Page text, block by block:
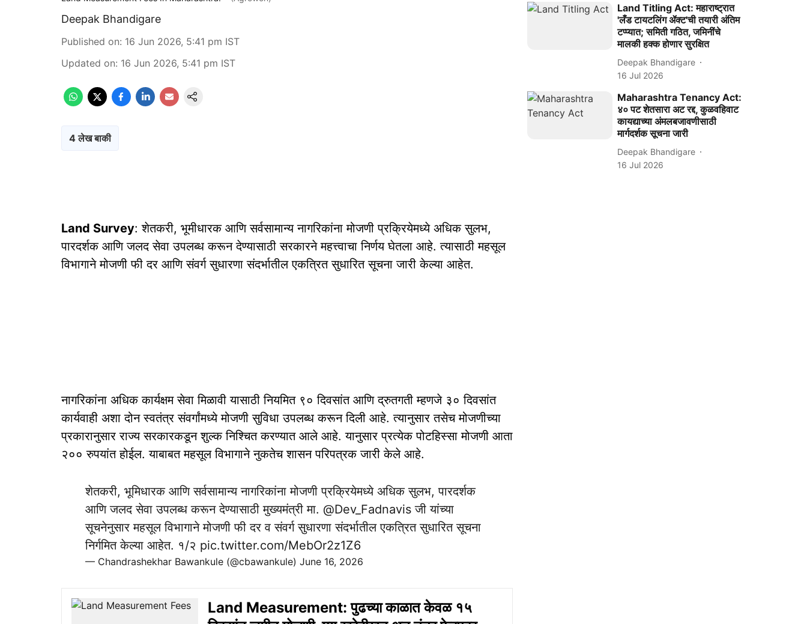
Deepak Bhandigare
Published on: 16 Jun 2026, 5:41 pm IST
Updated on: 16 Jun 2026, 5:41 pm IST
4 लेख बाकी
Land Survey: शेतकरी, भूमीधारक आणि सर्वसामान्य नागरिकांना मोजणी प्रक्रियेमध्ये अधिक सुलभ,
पारदर्शक आणि जलद सेवा उपलब्ध करून देण्यासाठी सरकारने महत्त्वाचा निर्णय घेतला आहे. त्यासाठी महसूल
विभागाने मोजणी फी दर आणि संवर्ग सुधारणा संदर्भातील एकत्रित सुधारित सूचना जारी केल्या आहेत.
नागरिकांना अधिक कार्यक्षम सेवा मिळावी यासाठी नियमित ९० दिवसांत आणि द्रुतगती म्हणजे ३० दिवसांत
कार्यवाही अशा दोन स्वतंत्र संवर्गांमध्ये मोजणी सुविधा उपलब्ध करून दिली आहे. त्यानुसार तसेच मोजणीच्या
प्रकारानुसार राज्य सरकारकडून शुल्क निश्चित करण्यात आले आहे. यानुसार प्रत्येक पोटहिस्सा मोजणी आता
२०० रुपयांत होईल. याबाबत महसूल विभागाने नुकतेच शासन परिपत्रक जारी केले आहे.
शेतकरी, भूमिधारक आणि सर्वसामान्य नागरिकांना मोजणी प्रक्रियेमध्ये अधिक सुलभ, पारदर्शक
आणि जलद सेवा उपलब्ध करून देण्यासाठी मुख्यमंत्री मा. @Dev_Fadnavis जी यांच्या
सूचनेनुसार महसूल विभागाने मोजणी फी दर व संवर्ग सुधारणा संदर्भातील एकत्रित सुधारित सूचना
निर्गमित केल्या आहेत. १/२ pic.twitter.com/MebOr2z1Z6
— Chandrashekhar Bawankule (@cbawankule) June 16, 2026
Land Measurement: पुढच्या काळात केवळ १५
Land Titling Act: महाराष्ट्रात
'लँड टायटलिंग ॲक्ट'ची तयारी अंतिम
टप्प्यात; समिती गठित, जमिनींचे
मालकी हक्क होणार सुरक्षित
Deepak Bhandigare
16 Jul 2026
Maharashtra Tenancy Act:
४० पट शेतसारा अट रद्द, कुळवहिवाट
कायद्याच्या अंमलबजावणीसाठी
मार्गदर्शक सूचना जारी
Deepak Bhandigare
16 Jul 2026